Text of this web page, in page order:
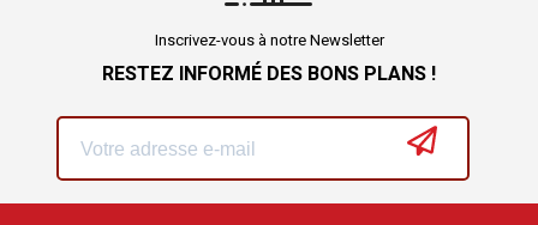
Inscrivez-vous à notre Newsletter
RESTEZ INFORMÉ DES BONS PLANS !